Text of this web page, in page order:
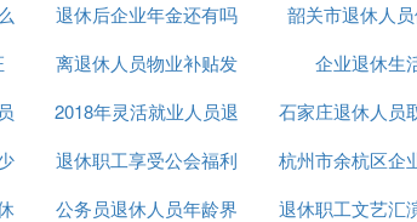
用人单位给职工办理退休 。由用人单
动终止了。如果用人单位想继续用工，
总结
围
退休后企业年金还有吗 韶关市退休人
离退休人员物业补贴发
放
企业退休生
2018年灵活就业人员退
休新政策
石家庄退休人员
2018
退休职工享受公会福利
吗
杭州市余杭区企
公务员退休人员年龄界
退休职工文艺汇